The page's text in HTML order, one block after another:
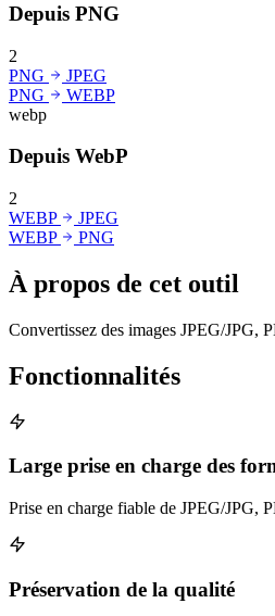
Depuis PNG
2
PNG
JPEG
PNG
WEBP
webp
Depuis WebP
2
WEBP
JPEG
WEBP
PNG
À propos de cet outil
Convertissez des images JPEG/JPG,
Fonctionnalités
Large prise en charge des
Prise en charge fiable de JPEG/JPG,
Préservation de la qualité